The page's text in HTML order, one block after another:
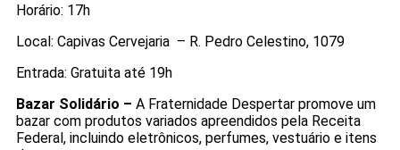
Horário: 17h
Local: Capivas Cervejaria – R. Pedro Celestino, 1079
Entrada: Gratuita até 19h
Bazar Solidário – A Fraternidade Despertar promove um
bazar com produtos variados apreendidos pela Receita
Federal, incluindo eletrônicos, perfumes, vestuário e itens